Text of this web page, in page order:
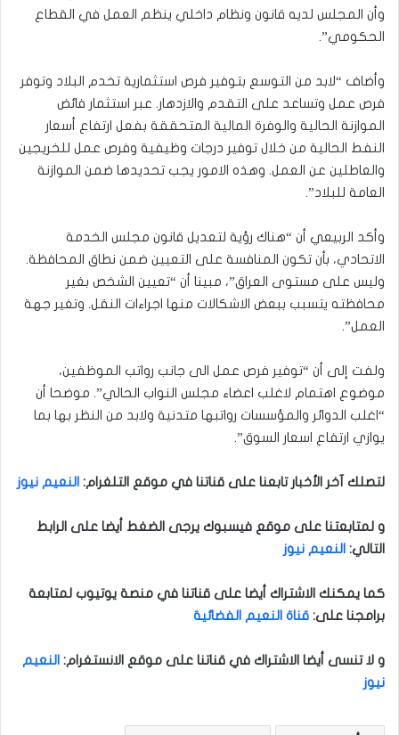
وأن المجلس لديه قانون ونظام داخلي ينظم العمل في القطاع
الحكومي”.
وأضاف “لابد من التوسع بتوفير فرص استثمارية تخدم البلاد وتوفر
فرص عمل وتساعد على التقدم والازدهار. عبر استثمار فائض
الموازنة الحالية والوفرة المالية المتحققة بفعل ارتفاع أسعار
النفط الحالية من خلال توفير درجات وظيفية وفرص عمل للخريجين
والعاطلين عن العمل. وهذه الامور يجب تحديدها ضمن الموازنة
العامة للبلاد”.
وأكد الربيعي أن “هناك رؤية لتعديل قانون مجلس الخدمة
الاتحادي، بأن تكون المنافسة على التعيين ضمن نطاق المحافظة.
وليس على مستوى العراق”، مبينا أن “تعيين الشخص بغير
محافظته يتسبب ببعض الاشكالات منها اجراءات النقل. وتغير جهة
العمل”.
ولفت إلى أن “توفير فرص عمل الى جانب رواتب الموظفين،
موضوع اهتمام لاغلب اعضاء مجلس النواب الحالي”. موضحا أن
“اغلب الدوائر والمؤسسات رواتبها متدنية ولابد من النظر بها بما
يوازي ارتفاع اسعار السوق”.
لتصلك آخر الأخبار تابعنا على قناتنا في موقع التلغرام: النعيم نيوز
و لمتابعتنا على موقع فيسبوك يرجى الضغط أيضا على الرابط
التالي: النعيم نيوز
كما يمكنك الاشتراك أيضا على قناتنا في منصة يوتيوب لمتابعة
برامجنا على: قناة النعيم الفضائية
و لا تنسى أيضا الاشتراك في قناتنا على موقع الانستغرام: النعيم
نيوز